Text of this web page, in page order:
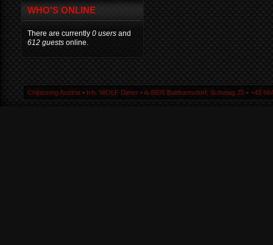
WHO'S ONLINE
There are currently 0 users and
612 guests online.
Chiptuning Austria ▪ Inh. WOLF Dieter ▪ A-9805 Baldramsdorf, Schwaig 25 ▪ +43